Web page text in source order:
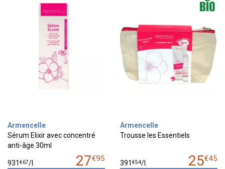
Armencelle
Sérum Elixir avec concentré
anti-âge 30ml
27€95
931 €67/
Armencelle
Trousse les Essentiels
25€45
391 €54/